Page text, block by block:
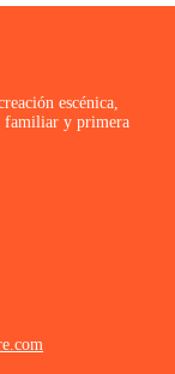
escénica,
familiar y primera